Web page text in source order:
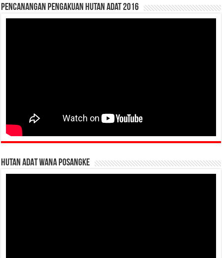
Pencanangan Pengakuan Hutan Adat 2016
HUTAN ADAT WANA POSANGKE